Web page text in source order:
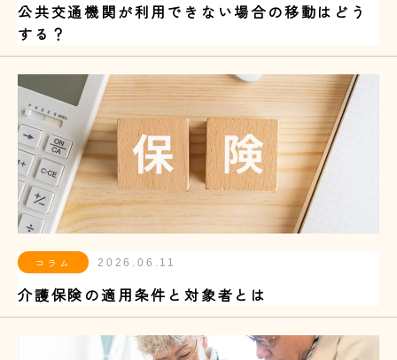
公共交通機関が利用できない場合の移動はどう
する？
コラム 2026.06.11
介護保険の適用条件と対象者とは